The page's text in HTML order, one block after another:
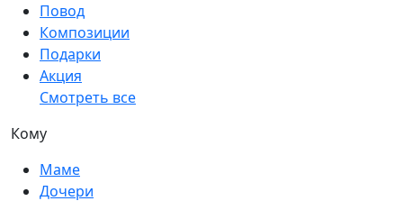
Повод
Композиции
Подарки
Акция
Смотреть все
Кому
Маме
Дочери